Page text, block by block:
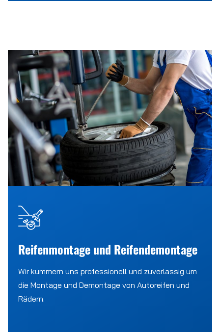
Reifenmontage und Reifendemontage
Wir kümmern uns professionell und zuverlässig um
die Montage und Demontage von Autoreifen und
Rädern.